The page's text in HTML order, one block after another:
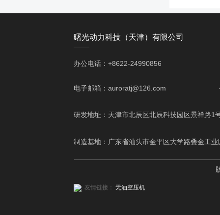
曙光动力科技（天津）有限公司
——
办公电话：+8622-24990856 移动
电子邮箱：auroratj@126.com 公
研发地址：天津市北辰区北辰科技园区景祥路1
制造基地：广东省汕头市金平区大学路叠金工业
友情链接： 无油空压机